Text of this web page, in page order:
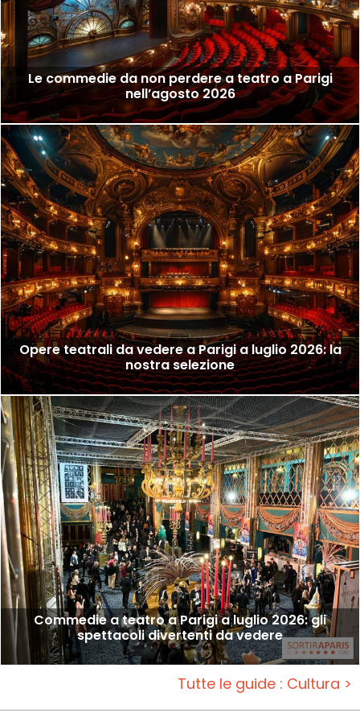
Le commedie da non perdere a teatro a Parigi
nell’agosto 2026
Opere teatrali da vedere a Parigi a luglio 2026: la
nostra selezione
Commedie a teatro a Parigi a luglio 2026: gli
spettacoli divertenti da vedere
Tutte le guide : Cultura >